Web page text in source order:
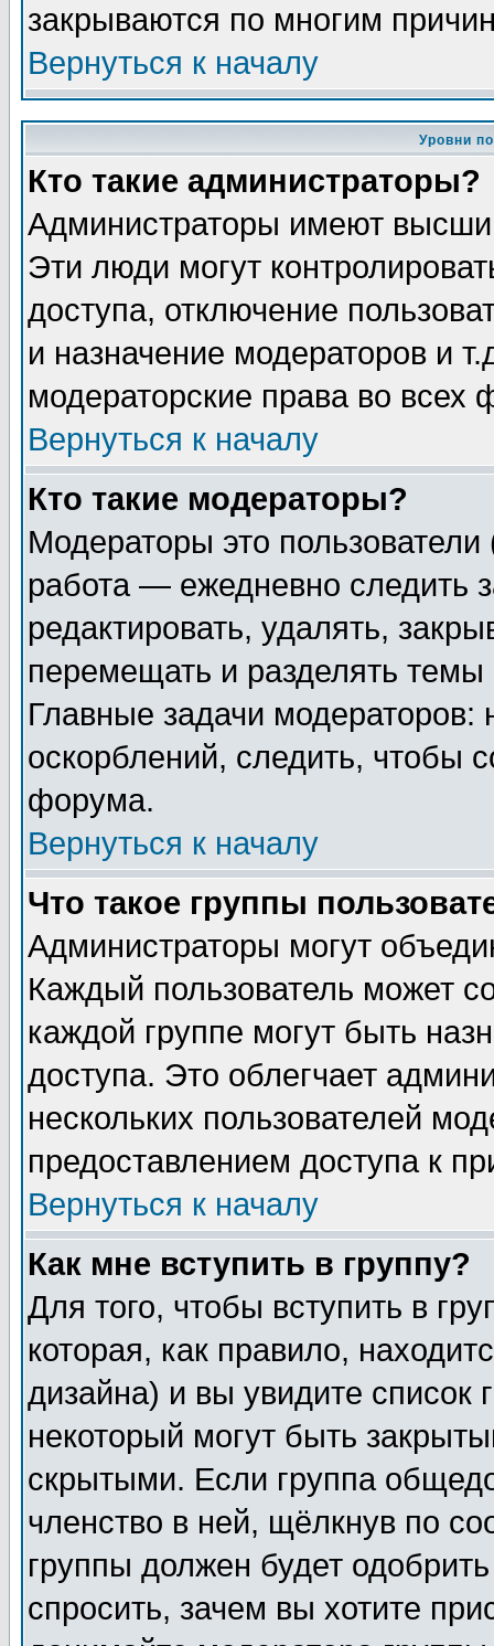
закрываются по многим
Вернуться к началу
Уровни
Кто такие администраторы?
Администраторы имеют
Эти люди могут
доступа, отключение
и назначение модераторов и
модераторские права во всех
Вернуться к началу
Кто такие модераторы?
Модераторы это
работа — ежедневно следить
редактировать, удалять,
перемещать и разделять
Главные задачи
оскорблений, следить, чтобы
форума.
Вернуться к началу
Что такое группы
Администраторы могут
Каждый пользователь может
каждой группе могут быть
доступа. Это облегчает
нескольких пользователей
предоставлением доступа к
Вернуться к началу
Как мне вступить в группу?
Для того, чтобы вступить в
которая, как правило,
дизайна) и вы увидите список
некоторый могут быть
скрытыми. Если группа
членство в ней, щёлкнув по
группы должен будет
спросить, зачем вы хотите